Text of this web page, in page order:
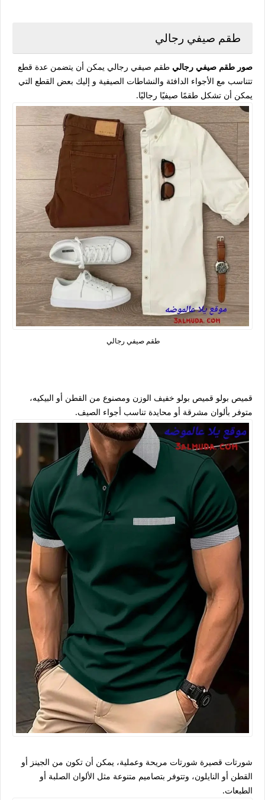
طقم صيفي رجالي
صور طقم صيفي رجالي طقم صيفي رجالي يمكن أن يتضمن عدة قطع
تتناسب مع الأجواء الدافئة والنشاطات الصيفية و إليك بعض القطع التي
يمكن أن تشكل طقمًا صيفيًا رجاليًا.
طقم صيفي رجالي
قميص بولو قميص بولو خفيف الوزن ومصنوع من القطن أو البيكيه،
متوفر بألوان مشرقة أو محايدة تناسب أجواء الصيف.
شورتات قصيرة شورتات مريحة وعملية، يمكن أن تكون من الجينز أو
القطن أو النايلون، وتتوفر بتصاميم متنوعة مثل الألوان الصلبة أو
الطبعات.